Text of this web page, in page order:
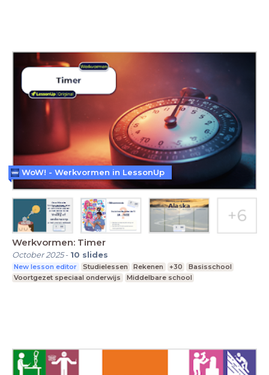
Werkvormen: Timer
October 2025- 10 slides
New lesson editor Studielessen Rekenen +30
Basisschool
Voortgezet speciaal onderwijs
Middelbare school
WoW! - Werkvormen in LessonUp